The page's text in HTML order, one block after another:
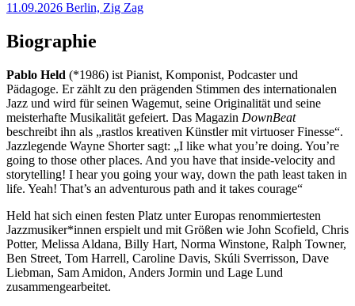
11.09.2026 Berlin, Zig Zag
Biographie
Pablo Held (*1986) ist Pianist, Komponist, Podcaster und
Pädagoge. Er zählt zu den prägenden Stimmen des internationalen
Jazz und wird für seinen Wagemut, seine Originalität und seine
meisterhafte Musikalität gefeiert. Das Magazin DownBeat
beschreibt ihn als „rastlos kreativen Künstler mit virtuoser Finesse“.
Jazzlegende Wayne Shorter sagt: „I like what you’re doing. You’re
going to those other places. And you have that inside-velocity and
storytelling! I hear you going your way, down the path least taken in
life. Yeah! That’s an adventurous path and it takes courage“
Held hat sich einen festen Platz unter Europas renommiertesten
Jazzmusiker*innen erspielt und mit Größen wie John Scofield, Chris
Potter, Melissa Aldana, Billy Hart, Norma Winstone, Ralph Towner,
Ben Street, Tom Harrell, Caroline Davis, Skúli Sverrisson, Dave
Liebman, Sam Amidon, Anders Jormin und Lage Lund
zusammengearbeitet.